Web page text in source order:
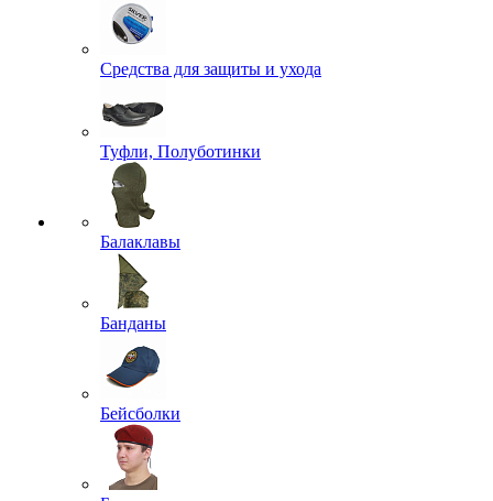
Средства для защиты и ухода
Туфли, Полуботинки
Балаклавы
Банданы
Бейсболки